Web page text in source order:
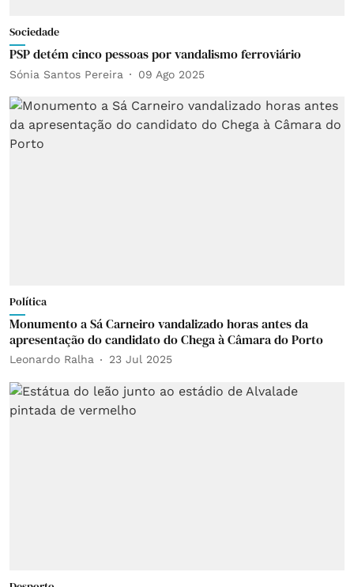
Sociedade
PSP detém cinco pessoas por vandalismo ferroviário
Sónia Santos Pereira 09 Ago 2025
Política
Monumento a Sá Carneiro vandalizado horas antes da
apresentação do candidato do Chega à Câmara do Porto
Leonardo Ralha 23 Jul 2025